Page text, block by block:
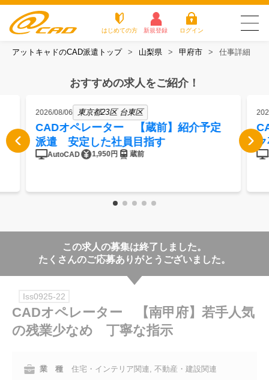
はじめての方 新規登録 ログイン
派遣がはじめての方
お仕事を探す
お役立ちコラム
転職をご希望の方 企業のご担当者様
お電話でのお問い合わせ
名古屋 0120-960-379 横 浜 0120-978-186
ばれる3つの理由
じめての
方
事を
探す
ちコラ
アットキャドのCAD派遣トップ 山梨県 甲府市 仕事詳細
おすすめの求人をご紹介！
2026/08/06 東京都23区 台東区
CADオペレーター 【蔵前】紹介予定
派遣 安定した社員目指す
AutoCAD 1,950円 蔵前
この求人の募集は終了しました。
たくさんのご応募ありがとうございました。
Iss0925-22
CADオペレーター 【南甲府】若手人気
の残業少なめ 丁寧な指示
業 種
住宅・インテリア関連, 不動産・建設関連